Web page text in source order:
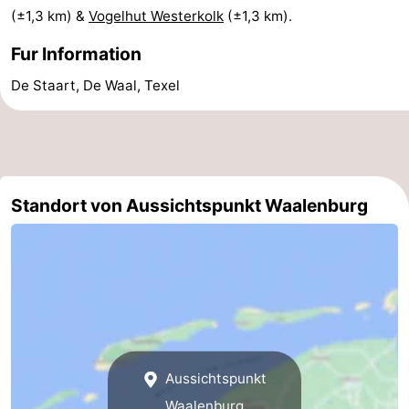
&-
Denkmäler
-
Aussichtspunkte
Attraktionen
Spielplätze
(±1,3 km) & Vogelhut Westerkolk (±1,3 km).
Fur Information
De Staart, De Waal, Texel
Standort von Aussichtspunkt Waalenburg
Aussichtspunkt